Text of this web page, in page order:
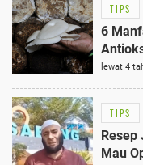
TIPS
6
lewat 4
TIPS
Mau